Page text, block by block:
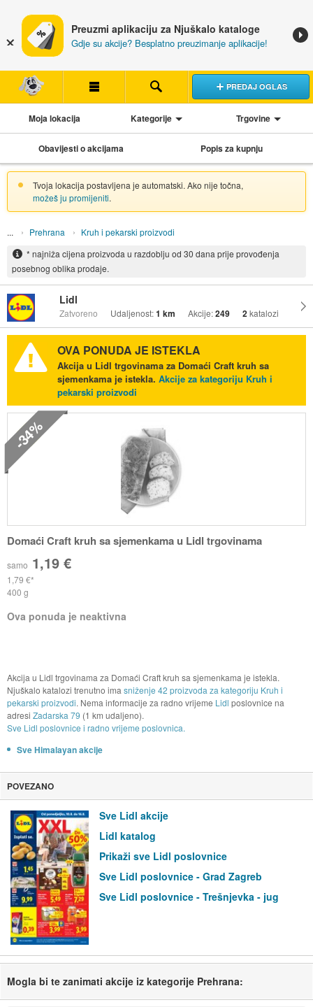
Preuzmi aplikaciju za Njuškalo kataloge
Gdje su akcije? Besplatno preuzimanje aplikacije!
PREDAJ OGLAS
Moja lokacija Kategorije Trgovine
Obavijesti o akcijama Popis za kupnju
Tvoja lokacija postavljena je automatski. Ako nije točna,
možeš ju promijeniti.
Prehrana
Kruh i pekarski proizvodi
* najniža cijena proizvoda u razdoblju od 30 dana prije provođenja
posebnog oblika prodaje.
Lidl
Zatvoreno Udaljenost:1 km Akcije:249 2katalozi
OVA PONUDA JE ISTEKLA
Akcija u Lidl trgovinama za Domaći Craft kruh sa
sjemenkama je istekla. Akcije za kategoriju Kruh i
pekarski proizvodi
-34%
Domaći Craft kruh sa sjemenkama u Lidl trgovinama
samo 1,19 €
1,79 €
400 g
Ova ponuda je neaktivna
Akcija u Lidl trgovinama za Domaći Craft kruh sa sjemenkama je istekla.
Njuškalo katalozi trenutno ima sniženje 42 proizvoda za kategoriju Kruh i
pekarski proizvodi. Nema informacije za radno vrijeme Lidl poslovnice na
adresi Zadarska 79 (1 km udaljeno).
Sve Lidl poslovnice i radno vrijeme poslovnica.
Sve Himalayan akcije
POVEZANO
Sve Lidl akcije
Lidl katalog
Prikaži sve Lidl poslovnice
Sve Lidl poslovnice - Grad Zagreb
Sve Lidl poslovnice - Trešnjevka - jug
Mogla bi te zanimati akcije iz kategorije Prehrana: